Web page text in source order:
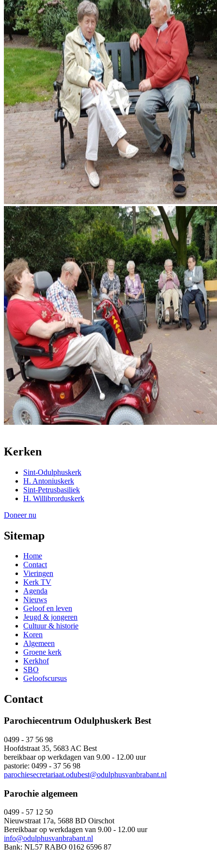
Kerken
Sint-Odulphuskerk
H. Antoniuskerk
Sint-Petrusbasiliek
H. Willibrorduskerk
Doneer nu
Sitemap
Home
Contact
Vieringen
Kerk TV
Agenda
Nieuws
Geloof en leven
Jeugd & jongeren
Cultuur & historie
Koren
Algemeen
Groene kerk
Kerkhof
SBO
Geloofscursus
Contact
Parochiecentrum Odulphuskerk Best
0499 - 37 56 98
Hoofdstraat 35, 5683 AC Best
bereikbaar op werkdagen van 9.00 - 12.00 uur
pastorie: 0499 - 37 56 98
parochiesecretariaat.odubest@odulphusvanbrabant.nl
Parochie algemeen
0499 - 57 12 50
Nieuwstraat 17a, 5688 BD Oirschot
Bereikbaar op werkdagen van 9.00 - 12.00 uur
info@odulphusvanbrabant.nl
Bank: NL57 RABO 0162 6596 87